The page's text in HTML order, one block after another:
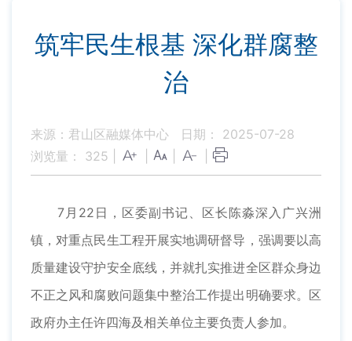
筑牢民生根基 深化群腐整
治
来源：君山区融媒体中心
日期： 2025-07-28
浏览量： 325
7月22日，区委副书记、区长陈淼深入广兴洲
镇，对重点民生工程开展实地调研督导，强调要以高
质量建设守护安全底线，并就扎实推进全区群众身边
不正之风和腐败问题集中整治工作提出明确要求。区
政府办主任许四海及相关单位主要负责人参加。